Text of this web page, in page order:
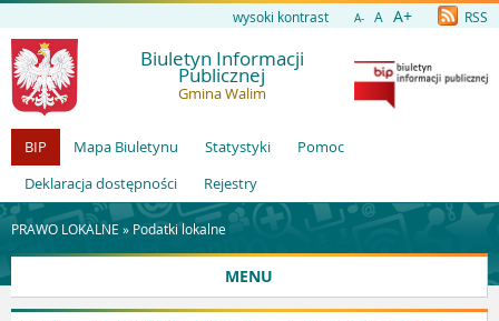
wysoki kontrast A- A A+ RSS
Biuletyn Informacji
Publicznej
Gmina Walim
BIP Mapa Biuletynu Statystyki
Pomoc
Deklaracja dostępności
Rejestry
PRAWO LOKALNE » Podatki lokalne
MENU